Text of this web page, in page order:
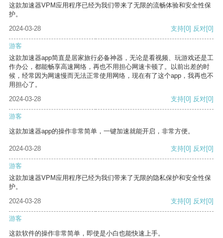
这款加速器VPM应用程序已经为我们带来了无限的流畅体验和安全性保
护。
2024-03-28
支持[0] 反对[0]
游客
这款加速器app简直是居家旅行必备神器，无论是看视频、玩游戏还是工
作办公，都能畅享高速网络，再也不用担心网速卡顿了。以前出差的时
候，经常因为网速慢而无法正常使用网络，现在有了这个app，我再也不
用担心了。
2024-03-28
支持[0] 反对[0]
游客
这款加速器app的操作非常简单，一键加速就能开启，非常方便。
2024-03-28 支持[0] 反对[0]
游客
这款加速器VPM应用程序已经为我们带来了无限的隐私保护和安全性保
护。
2024-03-28
支持[0] 反对[0]
游客
这款软件的操作非常简单，即使是小白也能快速上手。